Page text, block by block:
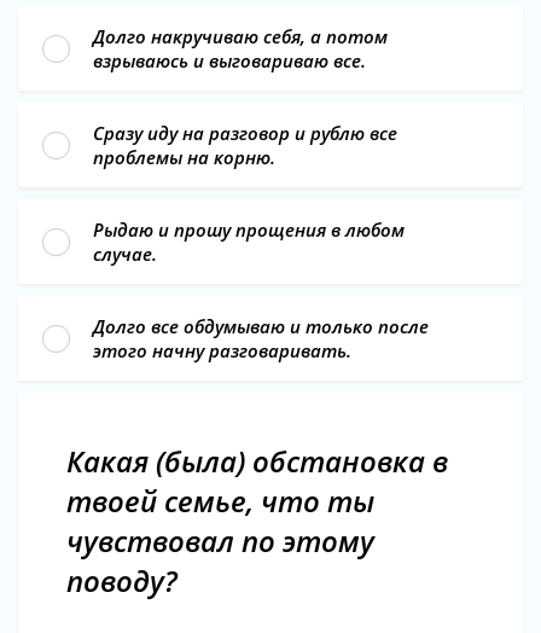
Долго накручиваю себя, а потом
взрываюсь и выговариваю все.
Сразу иду на разговор и рублю все
проблемы на корню.
Рыдаю и прошу прощения в любом
случае.
Долго все обдумываю и только после
этого начну разговаривать.
Какая (была) обстановка в
твоей семье, что ты
чувствовал по этому
поводу?